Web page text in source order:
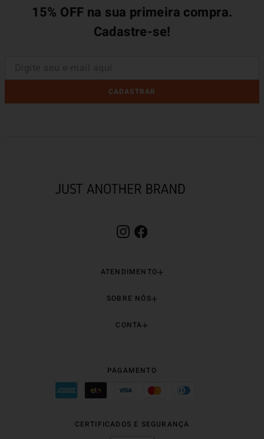
15% OFF na sua primeira compra.
Cadastre-se!
CADASTRAR
ATENDIMENTO
SOBRE NÓS
CONTA
PAGAMENTO
CERTIFICADOS E SEGURANÇA